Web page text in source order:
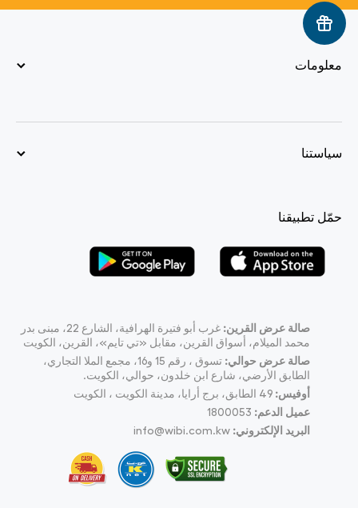
معلومات
سياستنا
حمّل تطبيقنا
صالة عرض القرين:
غرب أبو فتيرة الهرافية، الشارع 22، مبنى بدر
محمد الميلام، أسواق القرين، مقابل «تي تايم»، القرين، الكويت
صالة عرض حوالي:
تسوق ، رقم 15 و16، مجمع الملا التجاري،
الطابق الأرضي، شارع ابن خلدون، حوالي، الكويت.
أوفيس:
الطابق، برج أرايا، مدينة الكويت ، الكويت
عميل الدعم: 1800053
البريد الإلكتروني: info@wibi.com.kw